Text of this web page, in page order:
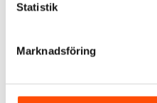
Statistik
Marknadsföring